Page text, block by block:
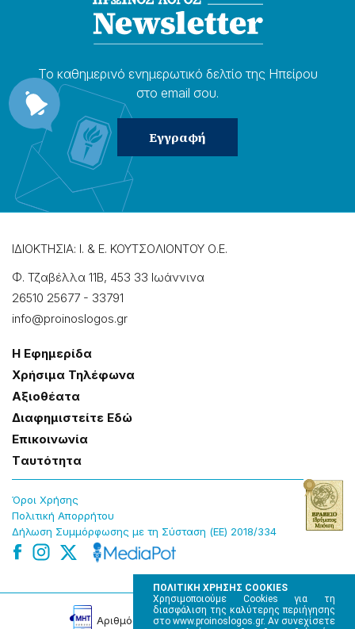
ΠΟΛΙΤΙΚΗ ΧΡΗΣΗΣ COOKIES
Χρησιμοποιούμε Cookies για τη
διασφάλιση της καλύτερης περιήγησης
στο www.proinoslogos.gr. Αν συνεχίσετε
Το καθημερɩνό ενημερωτɩκό δελτίο της Ηπείρου
στο email σου.
ΙΔΙΟΚΤΗΣΙΑ: Ι. & Ε. ΚΟΥΤΣΟΛΙΟΝΤΟΥ Ο.Ε.
Φ. Τζαβέλλα 11Β, 453 33 Ιωάννɩνα
26510 25677 - 33791
info@proinoslogos.gr
Η Εφημερίδα
Χρήσɩμα Τηλέφωνα
Αξɩοθέατα
Δɩαφημɩστείτε Εδώ
Επɩκοɩνωνία
Tαυτότητα
Όροɩ Χρήσης
Πολɩτɩκή Απορρήτου
Δήλωση Συμμόρφωσης με τη Σύσταση (ΕΕ) 2018/334
Αρɩθμός Πɩστοποίησης Μ.Η.Τ. 220242